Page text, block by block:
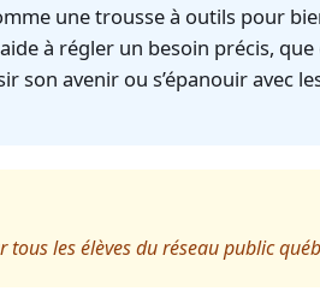
une trousse à outils pour
aide à régler un besoin précis,
son avenir ou s’épanouir avec
tous les élèves du réseau public